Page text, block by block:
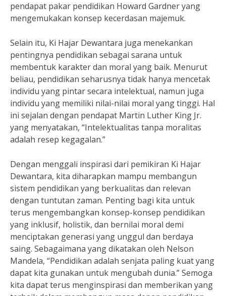
pendapat pakar pendidikan Howard Gardner yang
mengemukakan konsep kecerdasan majemuk.
Selain itu, Ki Hajar Dewantara juga menekankan
pentingnya pendidikan sebagai sarana untuk
membentuk karakter dan moral yang baik. Menurut
beliau, pendidikan seharusnya tidak hanya mencetak
individu yang pintar secara intelektual, namun juga
individu yang memiliki nilai-nilai moral yang tinggi. Hal
ini sejalan dengan pendapat Martin Luther King Jr.
yang menyatakan, “Intelektualitas tanpa moralitas
adalah resep kegagalan.”
Dengan menggali inspirasi dari pemikiran Ki Hajar
Dewantara, kita diharapkan mampu membangun
sistem pendidikan yang berkualitas dan relevan
dengan tuntutan zaman. Penting bagi kita untuk
terus mengembangkan konsep-konsep pendidikan
yang inklusif, holistik, dan bernilai moral demi
menciptakan generasi yang unggul dan berdaya
saing. Sebagaimana yang dikatakan oleh Nelson
Mandela, “Pendidikan adalah senjata paling kuat yang
dapat kita gunakan untuk mengubah dunia.” Semoga
kita dapat terus menginspirasi dan memberikan yang